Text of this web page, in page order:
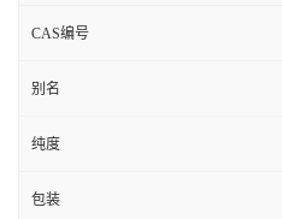
CAS编号
别名
纯度
包装